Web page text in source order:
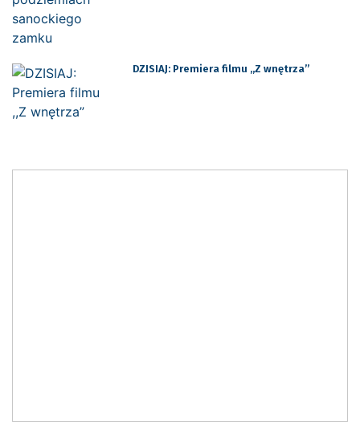
DZISIAJ: Premiera filmu ,,Z wnętrza”